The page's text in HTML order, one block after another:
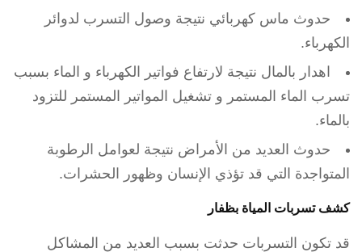
حدوث ماس كهربائي نتيجة وصول التسرب لدوائر
الكهرباء.
اهدار بالمال نتيجة لارتفاع فواتير الكهرباء و الماء بسبب
تسرب الماء المستمر و تشغيل المواتير المستمر للتزود
بالماء.
حدوث العديد من الأمراض نتيجة لعوامل الرطوبة
المتواجدة التي قد تؤذي الإنسان وظهور الحشرات.
كشف تسربات المياة بظفار
قد تكون التسربات حدثت بسبب العديد من المشاكل